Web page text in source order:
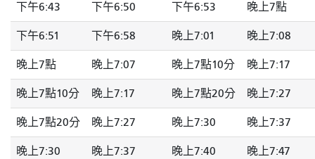
下午6:43 下午6:50 下午6:53 晚上7點
下午6:51 下午6:58 晚上7:01 晚上7:08
晚上7點 晚上7:07 晚上7點10分 晚上7:17
晚上7點10分 晚上7:17 晚上7點20分 晚上7:27
晚上7點20分 晚上7:27 晚上7:30 晚上7:37
晚上7:30 晚上7:37 晚上7:40 晚上7:47